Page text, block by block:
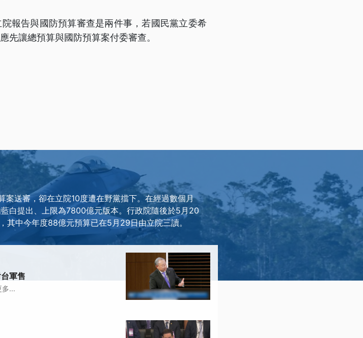
報告與國防預算審查是兩件事，若國民黨立委希
先讓總預算與國防預算案付委審查。
送審，卻在立院10度遭在野黨擋下。在經過數個月
白提出、上限為7800億元版本。行政院隨後於5月20
中今年度88億元預算已在5月29日由立院三讀。
軍售
多...